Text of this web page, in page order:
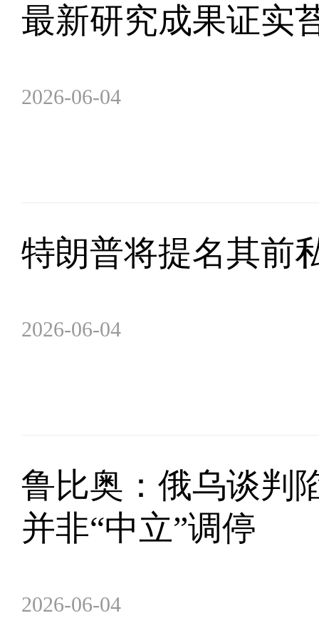
最新研究成果证实
2026-06-04
特朗普将提名其前
2026-06-04
鲁比奥：俄乌谈判
并非“中立”调停
2026-06-04